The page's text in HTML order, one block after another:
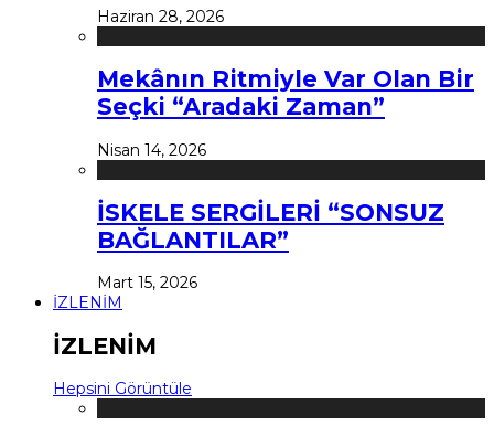
Haziran 28, 2026
Mekânın Ritmiyle Var Olan Bir
Seçki “Aradaki Zaman”
Nisan 14, 2026
İSKELE SERGİLERİ “SONSUZ
BAĞLANTILAR”
Mart 15, 2026
İZLENİM
İZLENİM
Hepsini Görüntüle